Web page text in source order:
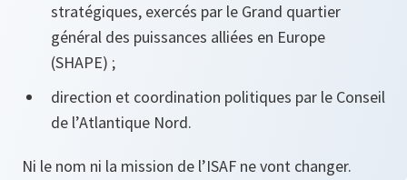
stratégiques, exercés par le Grand quartier
général des puissances alliées en Europe
(SHAPE) ;
direction et coordination politiques par le Conseil
de l’Atlantique Nord.
Ni le nom ni la mission de l’ISAF ne vont changer.